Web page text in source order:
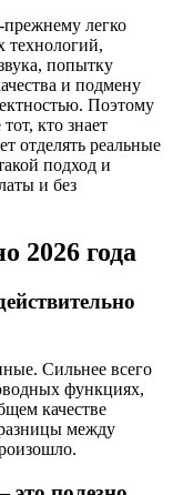
легко
технологий,
попытку
и подмену
Поэтому
кто знает
отделять реальные
подход и
и без
2026 года
Сильнее всего
функциях,
качестве
между